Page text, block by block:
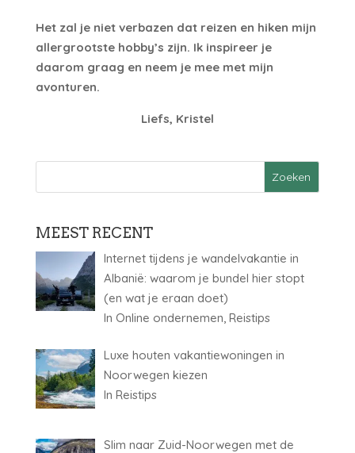
Het zal je niet verbazen dat reizen en hiken mijn
allergrootste hobby’s zijn. Ik inspireer je
daarom graag en neem je mee met mijn
avonturen.
Liefs, Kristel
MEEST RECENT
Internet tijdens je wandelvakantie in
Albanië: waarom je bundel hier stopt
(en wat je eraan doet)
In Online ondernemen, Reistips
Luxe houten vakantiewoningen in
Noorwegen kiezen
In Reistips
Slim naar Zuid-Noorwegen met de